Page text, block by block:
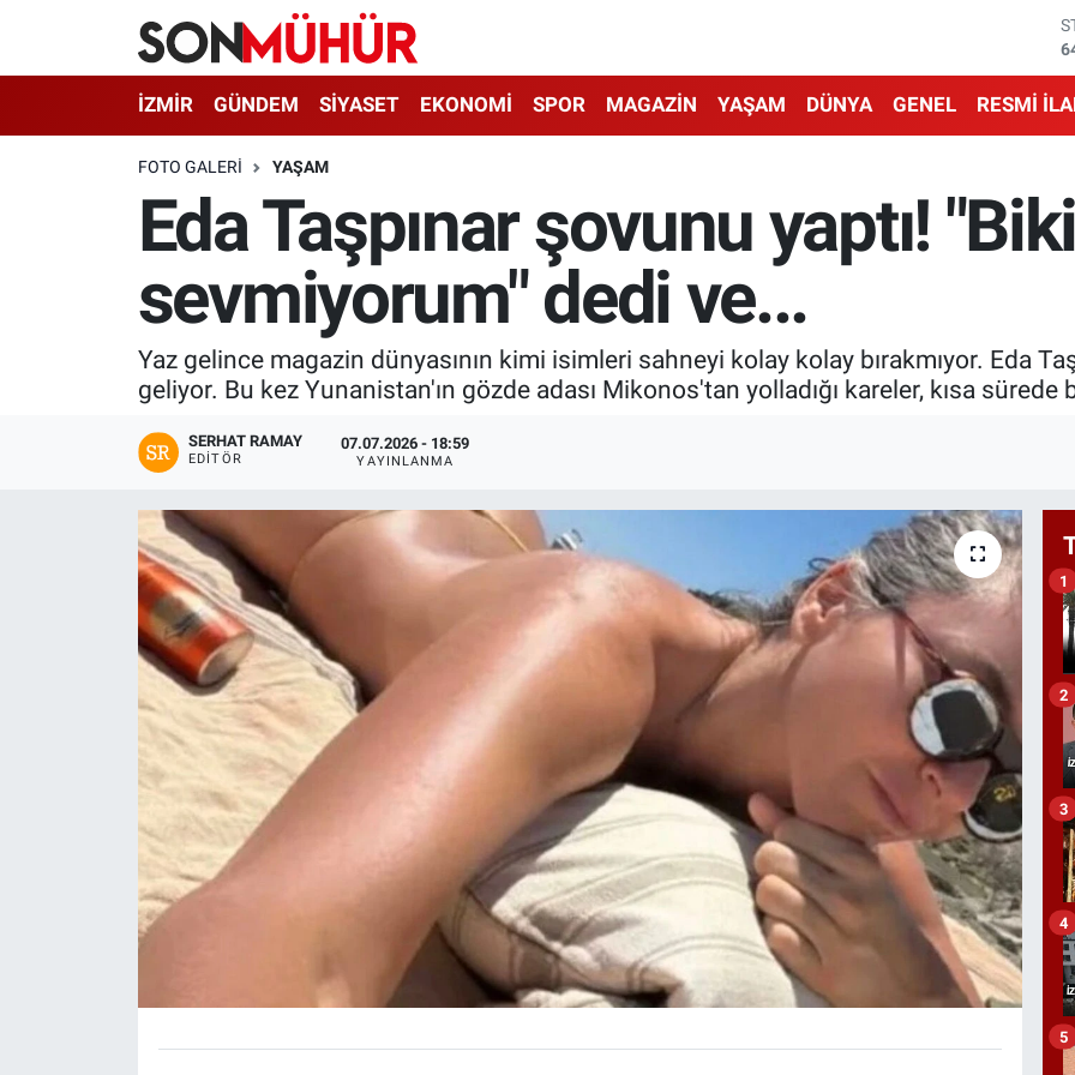
İZMİR GÜNDEM SİYASET EKONOMİ SPOR MAGAZİN YAŞAM DÜNYA GENEL RESMİ
FOTO GALERI YAŞAM
Eda Taşpınar şovunu yaptı!
sevmiyorum" dedi ve...
Yaz gelince magazin dünyasının kimi isimleri sahneyi kolay kolay bırakmıyor. Eda
geliyor. Bu kez Yunanistan'ın gözde adası Mikonos'tan yolladığı kareler, kısa sürede
SERHAT RAMAY
EDITÖR
07.07.2026 - 18:59
YAYINLANMA
1
2
3
4
5
İzmir Nöbetçi Eczaneler
İzmir Hava Durumu
İzmir Namaz Vakitleri
İzmir Trafik Yoğunluk Haritası
Süper Lig Puan Durumu ve Fikstür
Tüm Manşetler
Son Dakika Haberleri
Haber Arşivi